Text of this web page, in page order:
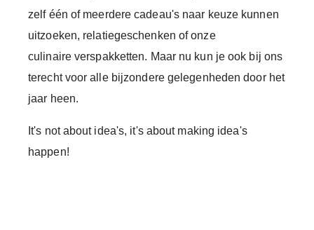
zelf één of meerdere cadeau's naar keuze kunnen
uitzoeken, relatiegeschenken of onze
culinaire verspakketten. Maar nu kun je ook bij ons
terecht voor alle bijzondere gelegenheden door het
jaar heen.
It's not about idea's, it's about making idea's
happen!